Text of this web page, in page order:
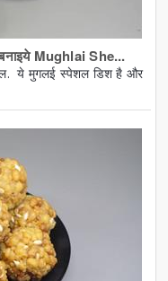
Mughlai She...
ये मुगलई स्पेशल डिश है और